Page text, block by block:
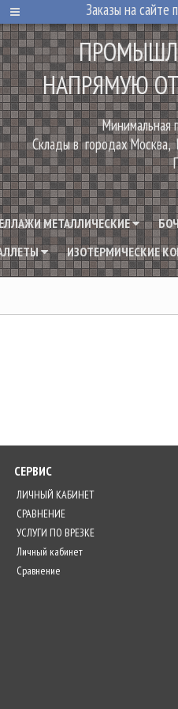
Заказы на сайте
НАПРЯМУЮ
Минимальная
Склады в городах
МЕТАЛЛИЧЕСКИЕ
ИЗОТЕРМИЧЕСКИЕ
СЕРВИС
ЛИЧНЫЙ КАБИНЕТ
СРАВНЕНИЕ
УСЛУГИ ПО ВРЕЗКЕ
Личный кабинет
Сравнение